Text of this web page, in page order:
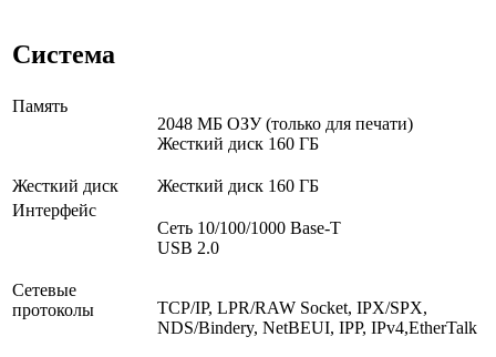
Система
Память
2048 MБ ОЗУ (только для печати)
Жесткий диск 160 ГБ
Жесткий диск
Жесткий диск 160 ГБ
Интерфейс
Сеть 10/100/1000 Base-T
USB 2.0
Сетевые
протоколы
TCP/IP, LPR/RAW Socket, IPX/SPX,
NDS/Bindery, NetBEUI, IPP, IPv4,EtherTalk